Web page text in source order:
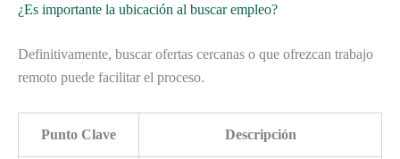
¿Es importante la ubicación al buscar empleo?
Definitivamente, buscar ofertas cercanas o que ofrezcan trabajo
remoto puede facilitar el proceso.
Punto Clave Descripción